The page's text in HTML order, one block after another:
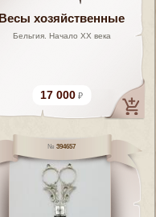
Весы хозяйственные
Бельгия. Начало XX века
17 000
394657